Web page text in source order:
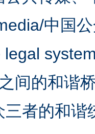
中国
间的和谐
三者的和谐